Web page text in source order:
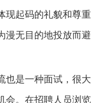
现起码的礼貌和尊重
漫无目的地投放而避
也是一种面试，很大
会。在招聘人员浏览